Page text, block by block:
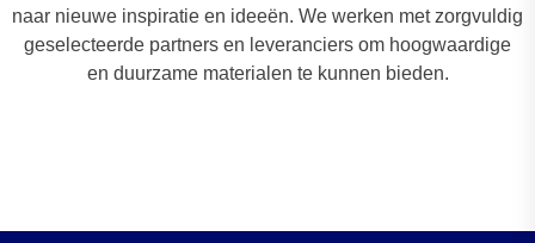
naar nieuwe inspiratie en ideeën. We werken met zorgvuldig
geselecteerde partners en leveranciers om hoogwaardige
en duurzame materialen te kunnen bieden.